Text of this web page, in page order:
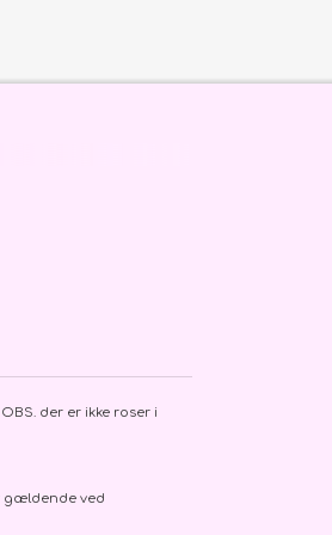
OBS. der er ikke roser i
gældende ved